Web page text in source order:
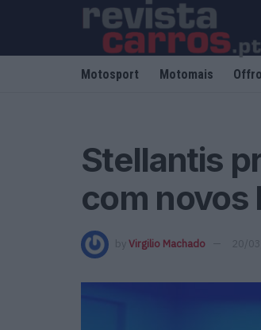
Motosport Motomais
Stellantis
com novos
by Virgilio Machado 20/